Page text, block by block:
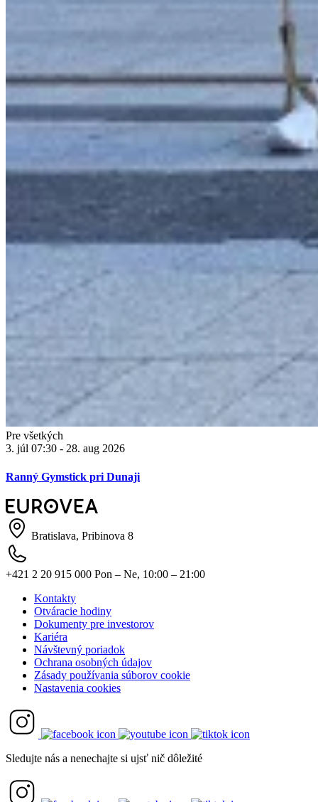
Pre všetkých
3. júl 07:30 - 28. aug 2026
Ranný Gymstick pri Dunaji
Bratislava, Pribinova 8
+421 2 20 915 000 Pon – Ne, 10:00 – 21:00
Kontakty
Otváracie hodiny
Dokumenty pre investorov
Kariéra
Návštevný poriadok
Ochrana osobných údajov
Zásady používania súborov cookie
Nastavenia cookies
Sledujte nás a nenechajte si ujsť nič dôležité